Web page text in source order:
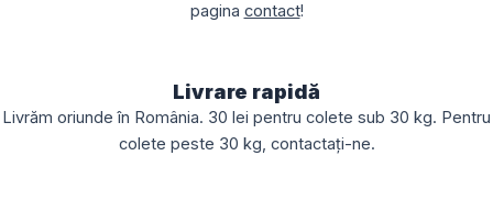
pagina contact!
Livrare rapidă
Livrăm oriunde în România. 30 lei pentru colete sub 30 kg. Pentru
colete peste 30 kg, contactați-ne.